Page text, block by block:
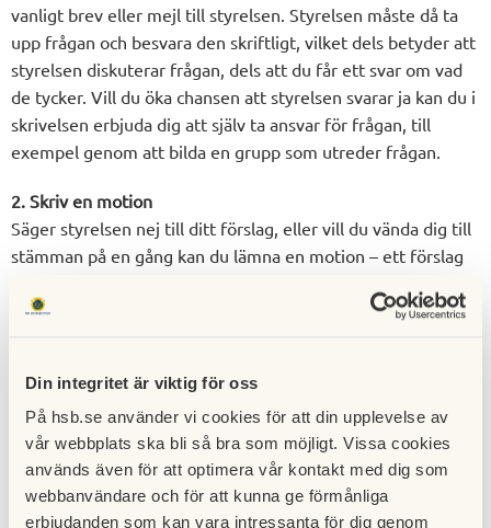
Din integritet är viktig för oss
På hsb.se använder vi cookies för att din upplevelse av
vår webbplats ska bli så bra som möjligt. Vissa cookies
används även för att optimera vår kontakt med dig som
webbanvändare och för att kunna ge förmånliga
erbjudanden som kan vara intressanta för dig genom
vanligt brev eller mejl till styrelsen. Styrelsen måste då ta
upp frågan och besvara den skriftligt, vilket dels betyder att
styrelsen diskuterar frågan, dels att du får ett svar om vad
de tycker. Vill du öka chansen att styrelsen svarar ja kan du i
skrivelsen erbjuda dig att själv ta ansvar för frågan, till
exempel genom att bilda en grupp som utreder frågan.
2. Skriv en motion
Säger styrelsen nej till ditt förslag, eller vill du vända dig till
stämman på en gång kan du lämna en motion – ett förslag
föreningens stadgar står det när den senast måste lämnas
3. Gå på stämman
En bostadsrättsförening är en demokrati där alla lägenheter
har rösträtt på stämman. Stämman har framförallt tre
funktioner: Här avgör medlemmarna om styrelsen ska få